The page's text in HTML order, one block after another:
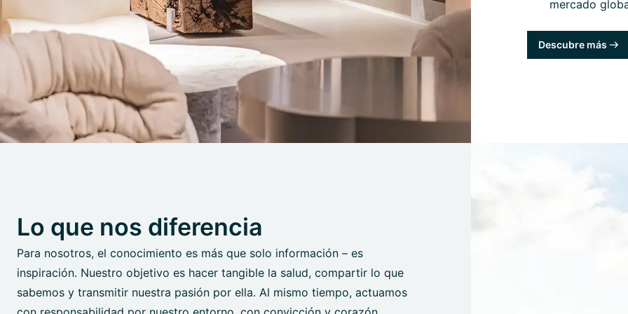
mercado
Descubre más
Lo que nos diferencia
Para nosotros, el conocimiento es más que solo información – es
inspiración. Nuestro objetivo es hacer tangible la salud, compartir lo que
sabemos y transmitir nuestra pasión por ella. Al mismo tiempo, actuamos